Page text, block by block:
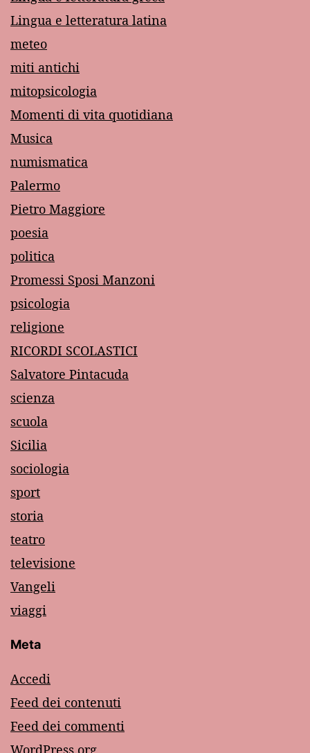
Lingua e letteratura latina
meteo
miti antichi
mitopsicologia
Momenti di vita quotidiana
Musica
numismatica
Palermo
Pietro Maggiore
poesia
politica
Promessi Sposi Manzoni
psicologia
religione
RICORDI SCOLASTICI
Salvatore Pintacuda
scienza
scuola
Sicilia
sociologia
sport
storia
teatro
televisione
Vangeli
viaggi
Meta
Accedi
Feed dei contenuti
Feed dei commenti
WordPress.org